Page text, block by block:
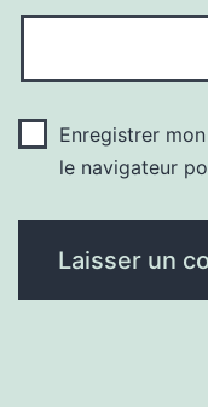
Enregistrer
le navigateur